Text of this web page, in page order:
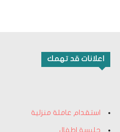
اعلانات قد تهمك
استقدام عاملة منزلية
جليسة اطفال